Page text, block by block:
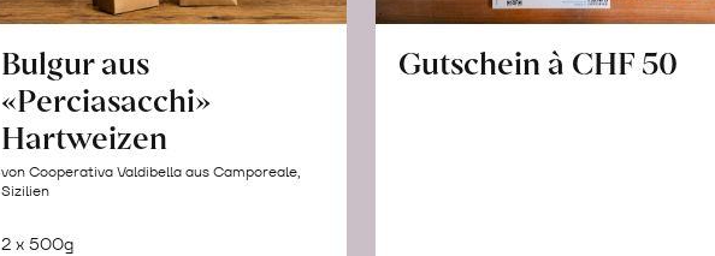
Bulgur aus
«Perciasacchi»
Hartweizen
von Cooperativa Valdibella aus Camporeale,
Sizilien
2 x 500g
Gutschein à CHF 50